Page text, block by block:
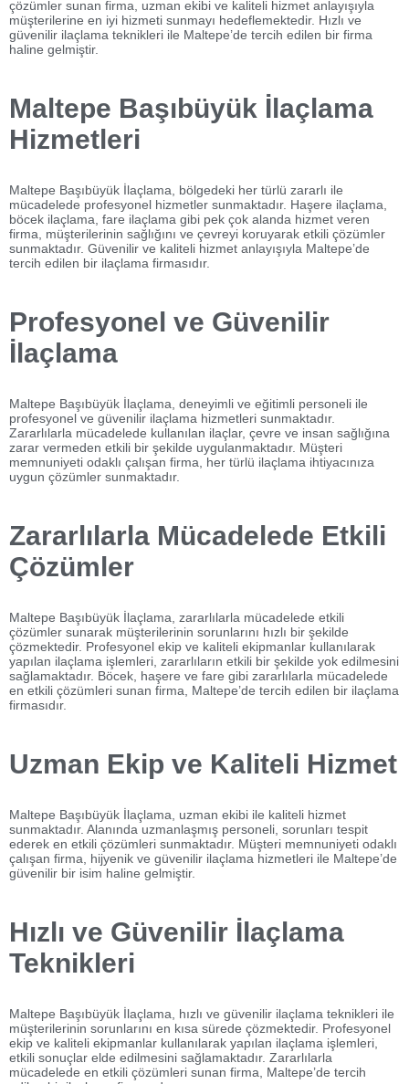
çözümler sunan firma, uzman ekibi ve kaliteli hizmet anlayışıyla
müşterilerine en iyi hizmeti sunmayı hedeflemektedir. Hızlı ve
güvenilir ilaçlama teknikleri ile Maltepe’de tercih edilen bir firma
haline gelmiştir.
Maltepe Başıbüyük İlaçlama
Hizmetleri
Maltepe Başıbüyük İlaçlama, bölgedeki her türlü zararlı ile
mücadelede profesyonel hizmetler sunmaktadır. Haşere ilaçlama,
böcek ilaçlama, fare ilaçlama gibi pek çok alanda hizmet veren
firma, müşterilerinin sağlığını ve çevreyi koruyarak etkili çözümler
sunmaktadır. Güvenilir ve kaliteli hizmet anlayışıyla Maltepe’de
tercih edilen bir ilaçlama firmasıdır.
Profesyonel ve Güvenilir
İlaçlama
Maltepe Başıbüyük İlaçlama, deneyimli ve eğitimli personeli ile
profesyonel ve güvenilir ilaçlama hizmetleri sunmaktadır.
Zararlılarla mücadelede kullanılan ilaçlar, çevre ve insan sağlığına
zarar vermeden etkili bir şekilde uygulanmaktadır. Müşteri
memnuniyeti odaklı çalışan firma, her türlü ilaçlama ihtiyacınıza
uygun çözümler sunmaktadır.
Zararlılarla Mücadelede Etkili
Çözümler
Maltepe Başıbüyük İlaçlama, zararlılarla mücadelede etkili
çözümler sunarak müşterilerinin sorunlarını hızlı bir şekilde
çözmektedir. Profesyonel ekip ve kaliteli ekipmanlar kullanılarak
yapılan ilaçlama işlemleri, zararlıların etkili bir şekilde yok edilmesini
sağlamaktadır. Böcek, haşere ve fare gibi zararlılarla mücadelede
en etkili çözümleri sunan firma, Maltepe’de tercih edilen bir ilaçlama
firmasıdır.
Uzman Ekip ve Kaliteli Hizmet
Maltepe Başıbüyük İlaçlama, uzman ekibi ile kaliteli hizmet
sunmaktadır. Alanında uzmanlaşmış personeli, sorunları tespit
ederek en etkili çözümleri sunmaktadır. Müşteri memnuniyeti odaklı
çalışan firma, hijyenik ve güvenilir ilaçlama hizmetleri ile Maltepe’de
güvenilir bir isim haline gelmiştir.
Hızlı ve Güvenilir İlaçlama
Teknikleri
Maltepe Başıbüyük İlaçlama, hızlı ve güvenilir ilaçlama teknikleri ile
müşterilerinin sorunlarını en kısa sürede çözmektedir. Profesyonel
ekip ve kaliteli ekipmanlar kullanılarak yapılan ilaçlama işlemleri,
etkili sonuçlar elde edilmesini sağlamaktadır. Zararlılarla
mücadelede en etkili çözümleri sunan firma, Maltepe’de tercih